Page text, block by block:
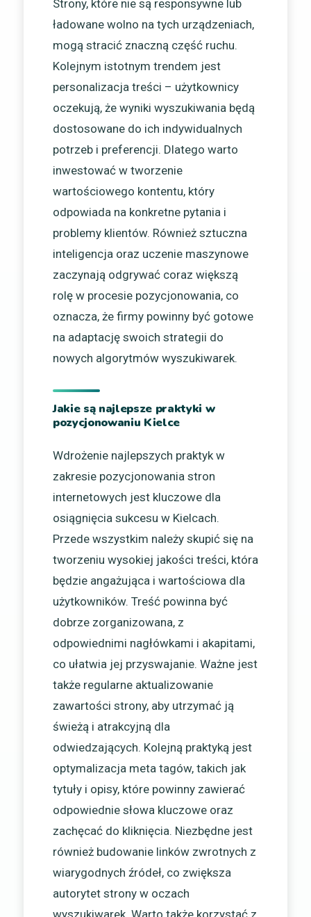
Strony, które nie są responsywne lub
ładowane wolno na tych urządzeniach,
mogą stracić znaczną część ruchu.
Kolejnym istotnym trendem jest
personalizacja treści – użytkownicy
oczekują, że wyniki wyszukiwania będą
dostosowane do ich indywidualnych
potrzeb i preferencji. Dlatego warto
inwestować w tworzenie
wartościowego kontentu, który
odpowiada na konkretne pytania i
problemy klientów. Również sztuczna
inteligencja oraz uczenie maszynowe
zaczynają odgrywać coraz większą
rolę w procesie pozycjonowania, co
oznacza, że firmy powinny być gotowe
na adaptację swoich strategii do
nowych algorytmów wyszukiwarek.
Jakie są najlepsze praktyki w
pozycjonowaniu Kielce
Wdrożenie najlepszych praktyk w
zakresie pozycjonowania stron
internetowych jest kluczowe dla
osiągnięcia sukcesu w Kielcach.
Przede wszystkim należy skupić się na
tworzeniu wysokiej jakości treści, która
będzie angażująca i wartościowa dla
użytkowników. Treść powinna być
dobrze zorganizowana, z
odpowiednimi nagłówkami i akapitami,
co ułatwia jej przyswajanie. Ważne jest
także regularne aktualizowanie
zawartości strony, aby utrzymać ją
świeżą i atrakcyjną dla
odwiedzających. Kolejną praktyką jest
optymalizacja meta tagów, takich jak
tytuły i opisy, które powinny zawierać
odpowiednie słowa kluczowe oraz
zachęcać do kliknięcia. Niezbędne jest
również budowanie linków zwrotnych z
wiarygodnych źródeł, co zwiększa
autorytet strony w oczach
wyszukiwarek. Warto także korzystać z